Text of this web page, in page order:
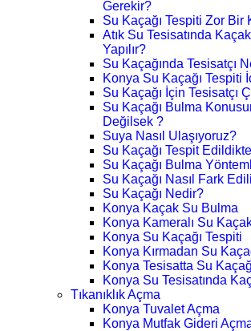
Gerekir?
Su Kaçağı Tespiti Zor Bir
Atık Su Tesisatında
Yapılır?
Su Kaçağında Tesisatçı
Konya Su Kaçağı Tespiti
Su Kaçağı İçin Tesisatçı
Su Kaçağı Bulma
Değilsek ?
Suya Nasıl Ulaşıyoruz?
Su Kaçağı Tespit
Su Kaçağı Bulma
Su Kaçağı Nasıl Fark
Su Kaçağı Nedir?
Konya Kaçak Su Bulma
Konya Kameralı Su
Konya Su Kaçağı Tespiti
Konya Kırmadan Su
Konya Tesisatta Su
Konya Su Tesisatında
Tıkanıklık Açma
Konya Tuvalet Açma
Konya Mutfak Gideri